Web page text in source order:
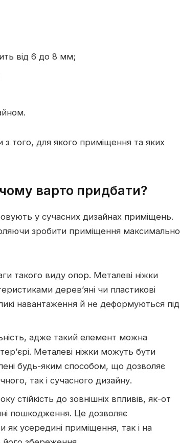
від 6 до 8 мм;
з того, для якого приміщення та яких
варто придбати?
у сучасних дизайнах приміщень.
зробити приміщення максимально
такого виду опор. Металеві ніжки
дерев’яні чи пластикові
навантаження й не деформуються під
адже такий елемент можна
Металеві ніжки можуть бути
будь-яким способом, що дозволяє
так і сучасного дизайну.
стійкість до зовнішніх впливів, як-от
пошкодження. Це дозволяє
як усередині приміщення, так і на